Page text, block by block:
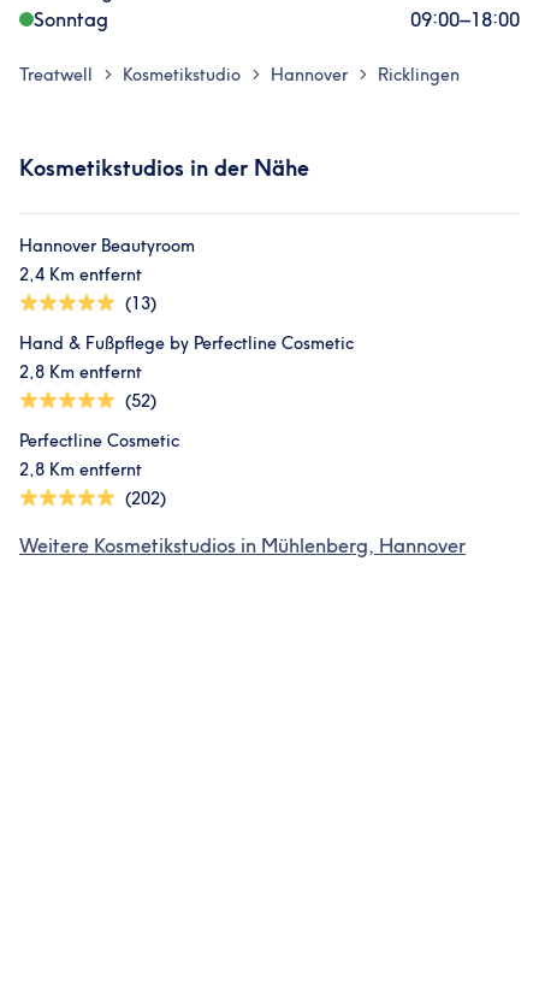
Sonntag
09:00–18:00
Treatwell > Kosmetikstudio > Hannover > Ricklingen
Kosmetikstudios in der Nähe
Hannover Beautyroom
2,4 Km entfernt
(13)
Hand & Fußpflege by Perfectline Cosmetic
2,8 Km entfernt
(52)
Perfectline Cosmetic
2,8 Km entfernt
(202)
Weitere Kosmetikstudios in Mühlenberg, Hannover